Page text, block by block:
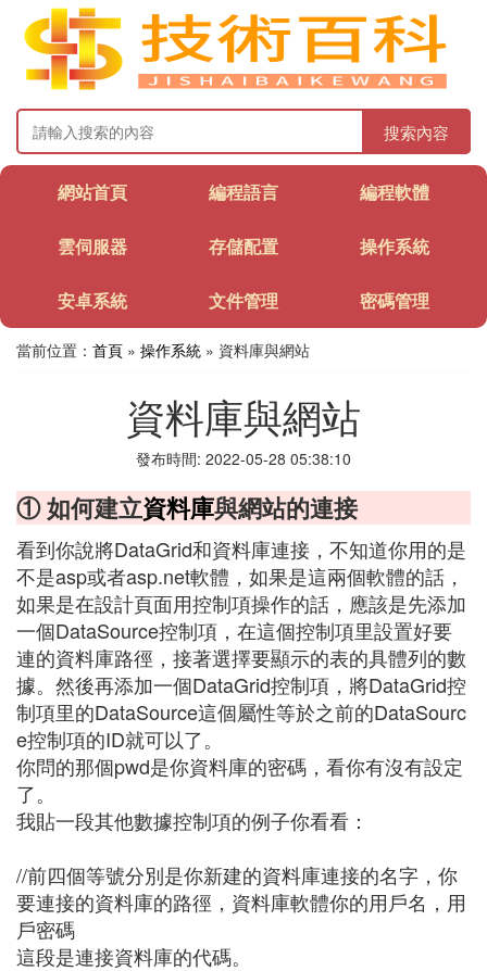
搜索內容
網站首頁 編程語言 編程軟體
雲伺服器 存儲配置 操作系統
安卓系統 文件管理 密碼管理
當前位置： 首頁 » 操作系統 » 資料庫與網站
資料庫與網站
發布時間: 2022-05-28 05:38:10
① 如何建立資料庫與網站的連接
看到你說將DataGrid和資料庫連接，不知道你用的是
不是asp或者asp.net軟體，如果是這兩個軟體的話，
如果是在設計頁面用控制項操作的話，應該是先添加
一個DataSource控制項，在這個控制項里設置好要
連的資料庫路徑，接著選擇要顯示的表的具體列的數
據。然後再添加一個DataGrid控制項，將DataGrid控
制項里的DataSource這個屬性等於之前的DataSourc
e控制項的ID就可以了。
你問的那個pwd是你資料庫的密碼，看你有沒有設定
了。
我貼一段其他數據控制項的例子你看看：
//前四個等號分別是你新建的資料庫連接的名字，你
要連接的資料庫的路徑，資料庫軟體你的用戶名，用
戶密碼
這段是連接資料庫的代碼。